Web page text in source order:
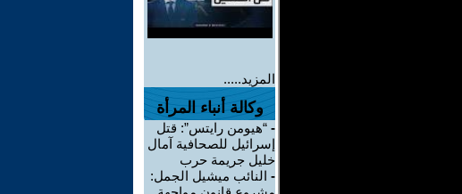
المزيد.....
وكالة أنباء المرأة
- “هيومن رايتس”: قتل
إسرائيل للصحافية آمال
خليل جريمة حرب
- النائب ميشيل الجمل: